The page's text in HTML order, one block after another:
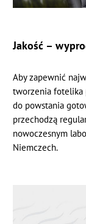
Jakość –
Aby zapewnić
tworzenia fotelika
do powstania
przechodzą
nowoczesnym
Niemczech.